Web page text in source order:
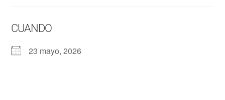
CUANDO
23 mayo, 2026